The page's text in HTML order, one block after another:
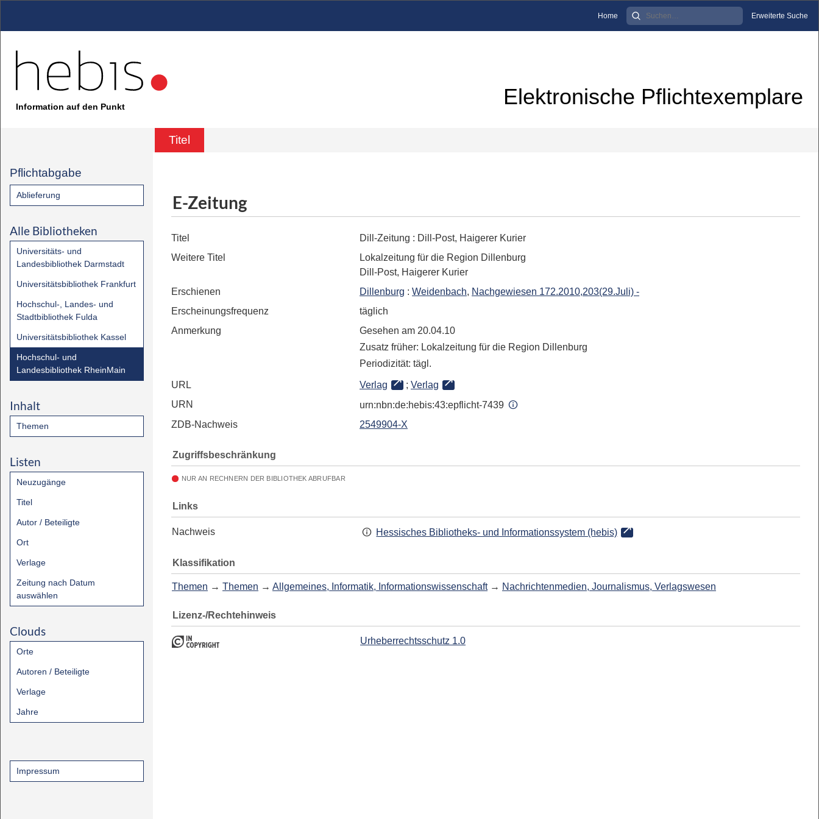
Home Erweiterte Suche
Information auf den Punkt Elektronische Pflichtexemplare
Titel
Pflichtabgabe
Ablieferung
Alle Bibliotheken
Universitäts- und
Landesbibliothek Darmstadt
Universitätsbibliothek Frankfurt
Hochschul-, Landes- und
Stadtbibliothek Fulda
Universitätsbibliothek Kassel
Hochschul- und
Landesbibliothek RheinMain
Inhalt
Themen
Listen
Neuzugänge
Titel
Autor / Beteiligte
Ort
Verlage
Zeitung nach Datum
auswählen
Clouds
Orte
Autoren / Beteiligte
Verlage
Jahre
Impressum
E-Zeitung
Titel Dill-Zeitung : Dill-Post, Haigerer Kurier
Weitere Titel
Lokalzeitung für die Region Dillenburg
Dill-Post, Haigerer Kurier
Erschienen
Dillenburg : Weidenbach, Nachgewiesen 172.2010,203(29.Juli) -
Erscheinungsfrequenz
täglich
Anmerkung
Gesehen am 20.04.10
Zusatz früher: Lokalzeitung für die Region Dillenburg
Periodizität: tägl.
URL Verlag ; Verlag
URN
urn:nbn:de:hebis:43:epflicht-7439
ZDB-Nachweis
2549904-X
Zugriffsbeschränkung
NUR AN RECHNERN DER BIBLIOTHEK ABRUFBAR
Links
Nachweis Hessisches Bibliotheks- und Informationssystem (hebis)
Klassifikation
Themen → Themen → Allgemeines, Informatik, Informationswissenschaft → Nachrichtenmedien, Journalismus, Verlagswesen
Lizenz-/Rechtehinweis
Urheberrechtsschutz 1.0